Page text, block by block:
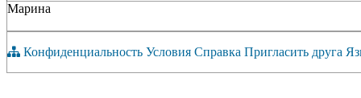
Марина
Конфиденциальность Условия Справка Пригласить друга